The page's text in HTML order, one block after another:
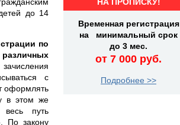
до 14
по
с
оформлять
в этом же
весь путь
По закону
Временная регистрация
на минимальный срок
до 3 мес.
от 7 000 руб.
Подробнее >>